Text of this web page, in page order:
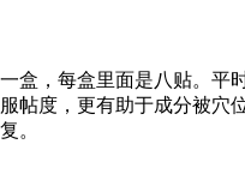
盒，每盒里面是八贴。
帖度，更有助于成分被
。